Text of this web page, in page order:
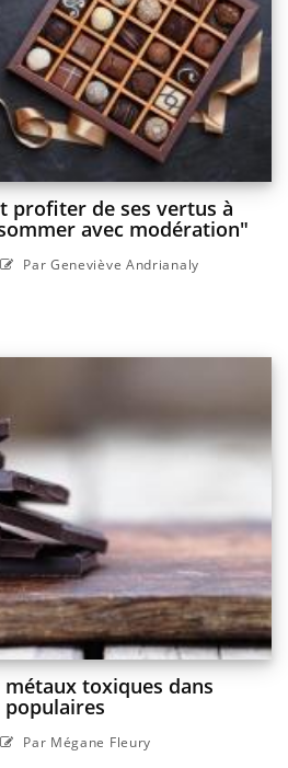
profiter de ses vertus à
avec modération"
Par Geneviève Andrianaly
toxiques dans
Par Mégane Fleury